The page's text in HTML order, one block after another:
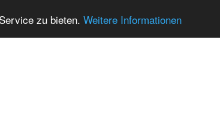
zu bieten. Weitere Informationen